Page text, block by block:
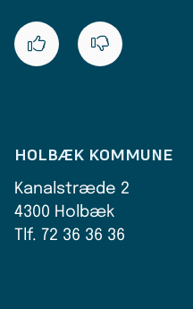
HOLBÆK KOMMUNE
Kanalstræde 2
4300 Holbæk
Tlf. 72 36 36 36